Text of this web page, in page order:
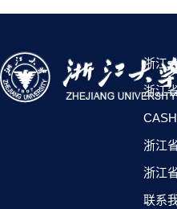
浙江
浙江
浙江
浙江
联系